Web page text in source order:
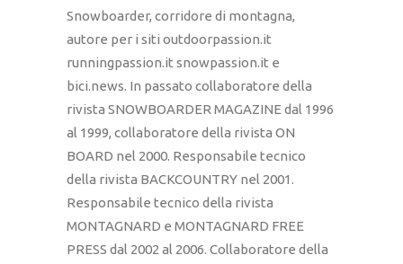
Snowboarder, corridore di montagna,
autore per i siti outdoorpassion.it
runningpassion.it snowpassion.it e
bici.news. In passato collaboratore della
rivista SNOWBOARDER MAGAZINE dal 1996
al 1999, collaboratore della rivista ON
BOARD nel 2000. Responsabile tecnico
della rivista BACKCOUNTRY nel 2001.
Responsabile tecnico della rivista
MONTAGNARD e MONTAGNARD FREE
PRESS dal 2002 al 2006. Collaboratore della